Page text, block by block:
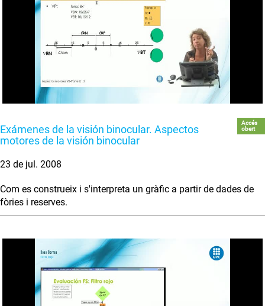
Exámenes de la visión binocular. Aspectos
motores de la visión binocular
Accés
obert
23 de jul. 2008
Com es construeix i s'interpreta un gràfic a partir de dades de
fòries i reserves.